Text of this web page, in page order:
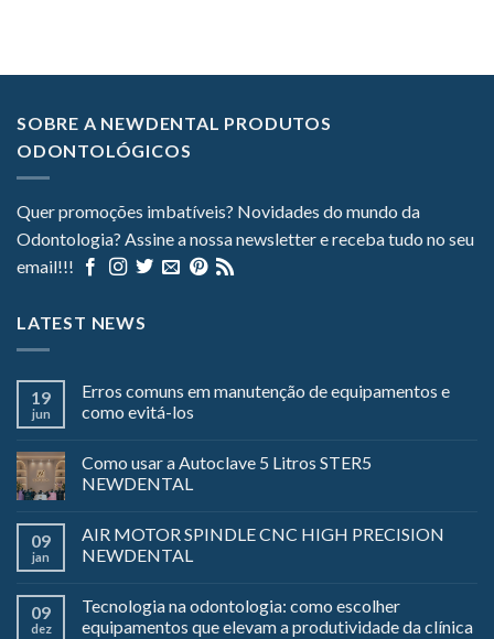
SOBRE A NEWDENTAL PRODUTOS
ODONTOLÓGICOS
Quer promoções imbatíveis? Novidades do mundo da
Odontologia? Assine a nossa newsletter e receba tudo no seu
email!!!
LATEST NEWS
19
jun
Erros comuns em manutenção de equipamentos e
como evitá-los
Como usar a Autoclave 5 Litros STER5
NEWDENTAL
09
jan
AIR MOTOR SPINDLE CNC HIGH PRECISION
NEWDENTAL
09
dez
Tecnologia na odontologia: como escolher
equipamentos que elevam a produtividade da clínica